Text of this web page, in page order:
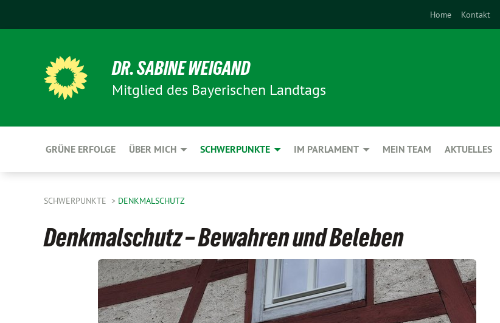
Home Kontakt
DR. SABINE WEIGAND
Mitglied des Bayerischen Landtags
GRÜNE ERFOLGE ÜBER MICH SCHWERPUNKTE IM PARLAMENT MEIN TEAM AKTUELLES
SCHWERPUNKTE DENKMALSCHUTZ
Denkmalschutz – Bewahren und Beleben